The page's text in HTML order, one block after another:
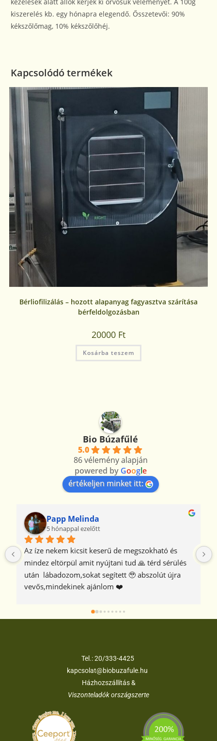
kiszerelés kb. egy hónapra elegendő. Ősszetevői: 90%
kékszőlőmag, 10% kékszőlőhéj.
Kapcsolódó termékek
Bérliofilizálás – hozott alapanyag fagyasztva szárítása
bérfeldolgozásban
20000 Ft
Kosárba teszem
Bio Búzafűlé
5.0
86 vélemény alapján
powered by Google
értékeljen minket itt:
Papp Melinda
5 hónappal ezelőtt
Az íze nekem kicsit keserű de megszokható és
mindez eltörpül amit nyújtani tud 🙏 térd sérülés
után  lábadozom,sokat segített 🥹 abszolút újra
vevős,mindekinek ajánlom ❤️
Tel.:20/333-4425
kapcsolat@biobuzafule.hu
Házhozszállítás &
Viszonteladók országszerte